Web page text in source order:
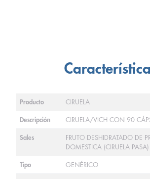
Producto CIRUELA
Descripción CIRUELA/VICH CON 90
Sales
FRUTO DESHIDRATADO DE
DOMESTICA (CIRUELA PASA)
Tipo GENÉRICO